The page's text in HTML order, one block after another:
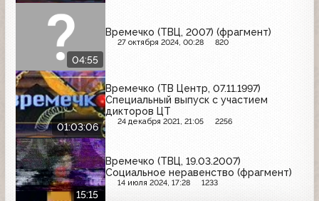
04:55
Времечко (ТВЦ, 2007) (фрагмент)
27 октября 2024, 00:28 820
01:03:06
Времечко (ТВ Центр, 07.11.1997)
Специальный выпуск с участием
дикторов ЦТ
24 декабря 2021, 21:05 2256
15:15
Времечко (ТВЦ, 19.03.2007)
Социальное неравенство (фрагмент)
14 июля 2024, 17:28 1233